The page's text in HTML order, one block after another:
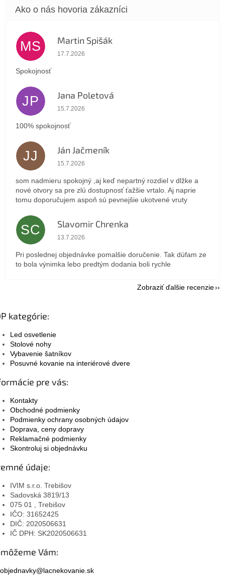
MS Martin Spišák
Hodnotenie obchodu je 5 z 5 hviezdičiek.
17.7.2026
Spokojnosť
JP Jana Poletová
Hodnotenie obchodu je 5 z 5 hviezdičiek.
15.7.2026
100% spokojnosť
JJ Ján Jačmeník
Hodnotenie obchodu je 5 z 5 hviezdičiek.
15.7.2026
som nadmieru spokojný ,aj keď nepartný rozdiel v dlžke a
nové otvory sa pre zlú dostupnosť ťažšie vrtalo. Aj naprie
tomu doporučujem aspoň sú pevnejšie ukotvené vruty
SC Slavomir Chrenka
Hodnotenie obchodu je 5 z 5 hviezdičiek.
13.7.2026
Pri poslednej objednávke pomalšie doručenie. Tak dúfam ze
to bola výnimka lebo predtým dodania boli rychle
Zobraziť ďalšie recenzie
kategórie:
Led osvetlenie
Stolové nohy
Vybavenie šatníkov
Posuvné kovanie na interiérové dvere
pre vás:
Kontakty
Obchodné podmienky
Podmienky ochrany osobných údajov
Doprava, ceny dopravy
Reklamačné podmienky
Skontroluj si objednávku
údaje:
IVIM s.r.o. Trebišov
Sadovská 3819/13
075 01 , Trebišov
IČO: 31652425
DIČ: 2020506631
IČ DPH: SK2020506631
Vám:
objednavky@lacnekovanie.sk